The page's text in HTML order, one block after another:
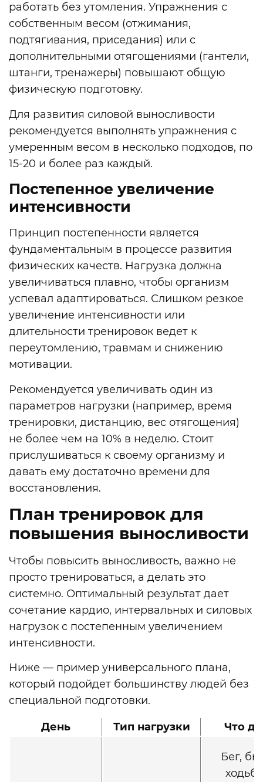
работать без утомления. Упражнения с
собственным весом (отжимания,
подтягивания, приседания) или с
дополнительными отягощениями (гантели,
штанги, тренажеры) повышают общую
физическую подготовку.
Для развития силовой выносливости
рекомендуется выполнять упражнения с
умеренным весом в несколько подходов, по
15-20 и более раз каждый.
Постепенное увеличение
интенсивности
Принцип постепенности является
фундаментальным в процессе развития
физических качеств. Нагрузка должна
увеличиваться плавно, чтобы организм
успевал адаптироваться. Слишком резкое
увеличение интенсивности или
длительности тренировок ведет к
переутомлению, травмам и снижению
мотивации.
Рекомендуется увеличивать один из
параметров нагрузки (например, время
тренировки, дистанцию, вес отягощения)
не более чем на 10% в неделю. Стоит
прислушиваться к своему организму и
давать ему достаточно времени для
восстановления.
План тренировок для
повышения выносливости
Чтобы повысить выносливость, важно не
просто тренироваться, а делать это
системно. Оптимальный результат дает
сочетание кардио, интервальных и силовых
нагрузок с постепенным увеличением
интенсивности.
Ниже — пример универсального плана,
который подойдет большинству людей без
специальной подготовки.
День Тип нагрузки Что
Бег,